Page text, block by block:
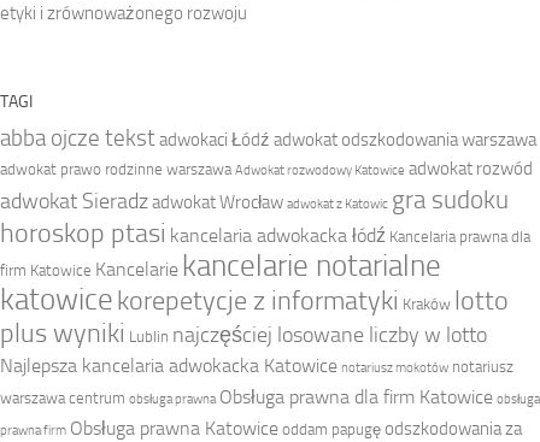
etyki i zrównoważonego rozwoju
TAGI
abba ojcze tekstadwokaci Łódź adwokat odszkodowania warszawa
adwokat prawo rodzinne warszawa Adwokat rozwodowy Katowice adwokat rozwód
adwokat Sieradzadwokat Wrocław adwokat z Katowic gra sudoku
horoskop ptasi kancelaria adwokacka łódź Kancelaria prawna dla
firm Katowice Kancelarie kancelarie notarialne
katowicekorepetycje z informatyki Kraków lotto
plus wyniki Lublin najczęściej losowane liczby w lotto
Najlepsza kancelaria adwokacka Katowice notariusz mokotów notariusz
warszawa centrum obsługa prawna Obsługa prawna dla firm Katowice obsługa
prawna firm Obsługa prawna Katowice oddam papugę odszkodowania za